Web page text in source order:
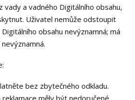
vady a vadného Digitálního obsahu,
Uživatel nemůže odstoupit
obsahu nevýznamná; má
bez zbytečného odkladu.
měly být nedoručené